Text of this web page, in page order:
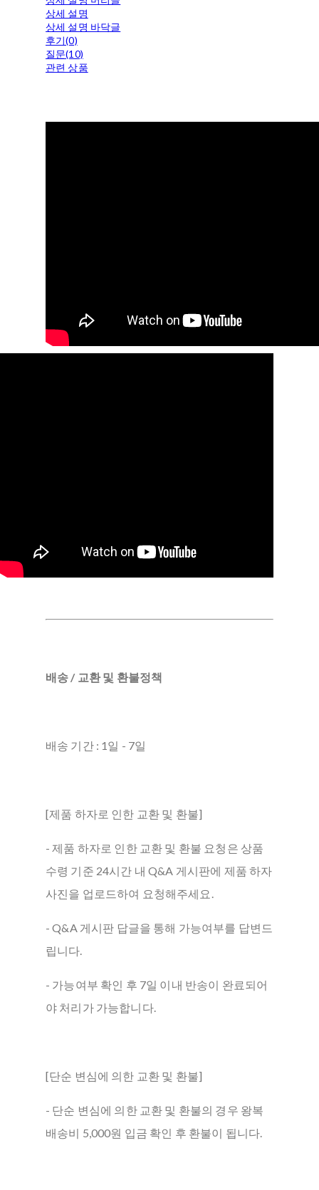
상세 설명
상세 설명 바닥글
후기(0)
질문(10)
관련 상품
배송 / 교환 및 환불정책
배송 기간 : 1일 - 7일
[제품 하자로 인한 교환 및 환불]
- 제품 하자로 인한 교환 및 환불 요청은 상품
수령 기준 24시간 내 Q&A 게시판에 제품 하자
사진을 업로드하여 요청해주세요.
- Q&A 게시판 답글을 통해 가능여부를 답변드
립니다.
- 가능여부 확인 후 7일 이내 반송이 완료되어
야 처리가 가능합니다.
[단순 변심에 의한 교환 및 환불]
- 단순 변심에 의한 교환 및 환불의 경우 왕복
배송비 5,000원 입금 확인 후 환불이 됩니다.